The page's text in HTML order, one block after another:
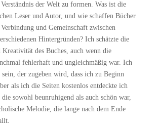
der Welt zu formen. Was ist die
Leser und Autor, und wie schaffen Bücher
und Gemeinschaft zwischen
Hintergründen? Ich schätzte die
des Buches, auch wenn die
fehlerhaft und ungleichmäßig war. Ich
der zugeben wird, dass ich zu Beginn
als ich die Seiten kostenlos entdeckte ich
sowohl beunruhigend als auch schön war,
Melodie, die lange nach dem Ende